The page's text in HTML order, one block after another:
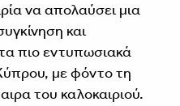
να απολαύσει μια
και
πιο εντυπωσιακά
με φόντο τη
του καλοκαιριού.